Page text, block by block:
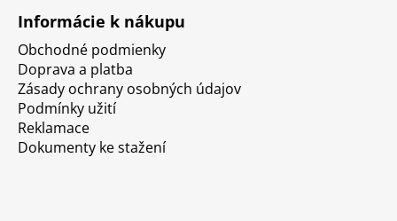
Informácie k nákupu
Obchodné podmienky
Doprava a platba
Zásady ochrany osobných údajov
Podmínky užití
Reklamace
Dokumenty ke stažení